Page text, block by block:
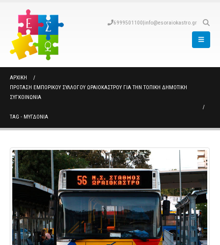
6999501100|info@esoraiokastro.gr
ΑΡΧΙΚΉ
ΠΡΟΤΑΣΗ ΕΜΠΟΡΙΚΟΥ ΣΥΛΛΟΓΟΥ ΩΡΑΙΟΚΑΣΤΡΟΥ ΓΙΑ ΤΗΝ ΤΟΠΙΚΗ ΔΗΜΟΤΙΚΗ
ΣΥΓΚΟΙΝΩΝΙΑ
TAG - ΜΥΓΔΟΝΙΑ